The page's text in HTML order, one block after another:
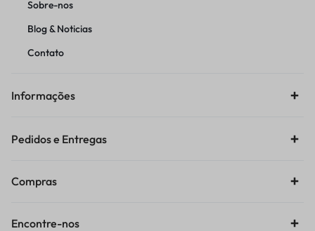
Sobre-nos
Blog & Noticias
Contato
Informações
Pedidos e Entregas
Compras
Encontre-nos